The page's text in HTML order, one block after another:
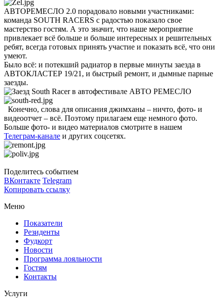
АВТОРЕМЕСЛО 2.0 порадовало новыми участниками:
команда SOUTH RACERS с радостью показало свое
мастерство гостям. А это значит, что наше мероприятие
привлекает всё больше и больше интересных и решительных
ребят, всегда готовых принять участие и показать всё, что они
умеют.
Было всё: и потекший радиатор в первые минуты заезда в
АВТОКЛАСТЕР 19/21, и быстрый ремонт, и дымные парные
заезды.
Конечно, слова для описания джимханы – ничто, фото- и
видеоотчет – всё. Поэтому прилагаем еще немного фото.
Больше фото- и видео материалов смотрите в нашем
Телеграм-канале и других соцсетях.
Поделитесь событием
ВКонтакте Telegram
Копировать ссылку
Меню
Показатели
Резиденты
Фудкорт
Новости
Программа лояльности
Гостям
Контакты
Услуги